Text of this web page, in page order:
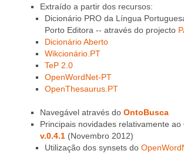
Extraído a partir dos recursos:
Dicionário PRO da Língua
Porto Editora -- através do projecto
Dicionário Aberto
Wikcionário.PT
TeP 2.0
OpenWordNet-PT
OpenThesaurus.PT
Navegável através doOntoBusca
Principais novidades relativamente ao
v.0.4.1 (Novembro 2012)
Utilização dos synsets do